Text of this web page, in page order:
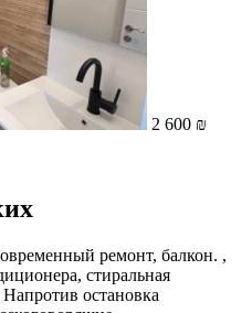
2 600 ₪
ремонт, балкон. ,
стиральная
остановка